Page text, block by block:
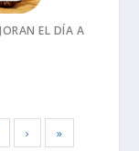
EL DÍA A
› »